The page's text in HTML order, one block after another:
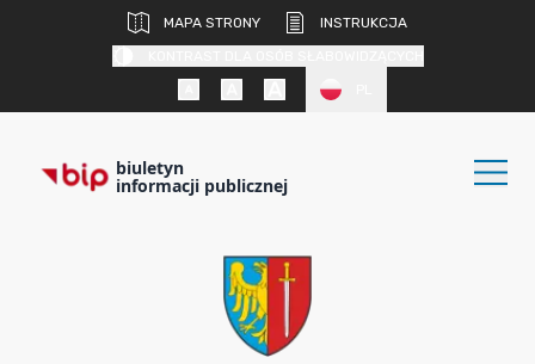
MAPA STRONY
INSTRUKCJA
biuletyn
informacji publicznej